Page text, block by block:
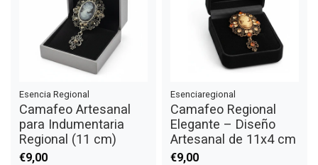
Esencia Regional
Camafeo Artesanal
para Indumentaria
Regional (11 cm)
€9,00
Esenciaregional
Camafeo Regional
Elegante – Diseño
Artesanal de 11x4 cm
€9,00